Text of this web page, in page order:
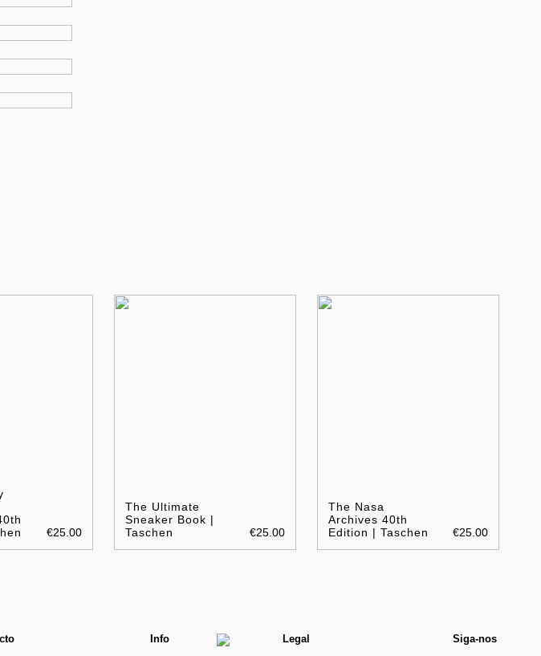
€25.00
The Ultimate
Sneaker Book |
Taschen
€25.00
The Nasa
Archives 40th
Edition | Taschen
€25.00
Info Legal Siga-nos